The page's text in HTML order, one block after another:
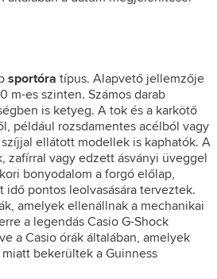
sportóra típus. Alapvető jellemzője
m-es szinten. Számos darab
is ketyeg. A tok és a karkötő
például rozsdamentes acélból vagy
ellátott modellek is kaphatók. A
zafírral vagy edzett ásványi üveggel
bonyodalom a forgó előlap,
pontos leolvasására terveztek.
amelyek ellenállnak a mechanikai
a legendás Casio G-Shock
a Casio órák általában, amelyek
bekerültek a Guinness